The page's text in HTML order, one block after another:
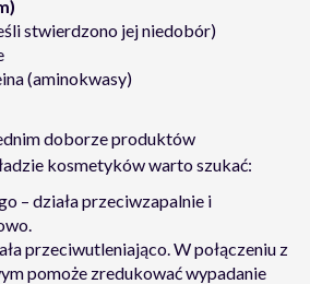
stwierdzono jej niedobór)
(aminokwasy)
doborze produktów
kosmetyków warto szukać:
– działa przeciwzapalnie i
przeciwutleniająco. W połączeniu z
pomoże zredukować wypadanie